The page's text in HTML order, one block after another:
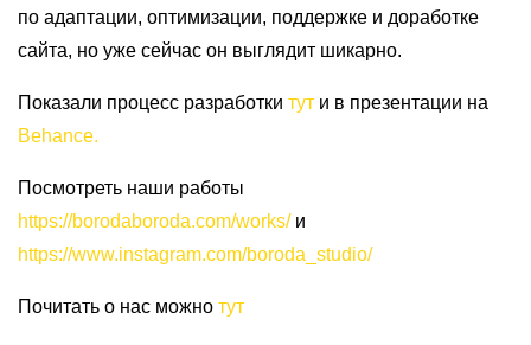
по адаптации, оптимизации, поддержке и доработке
сайта, но уже сейчас он выглядит шикарно.
Показали процесс разработки тут и в презентации на
Behance.
Посмотреть наши работы
https://borodaboroda.com/works/и
https://www.instagram.com/boroda_studio/
Почитать о нас можно тут